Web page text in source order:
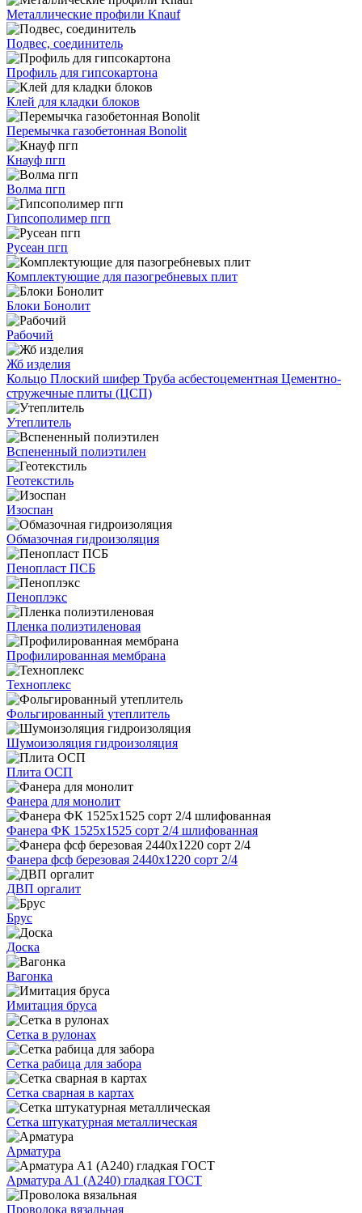
Металлические профили Knauf
Подвес, соединитель
Профиль для гипсокартона
Клей для кладки блоков
Перемычка газобетонная Bonolit
Кнауф пгп
Волма пгп
Гипсополимер пгп
Русеан пгп
Комплектующие для пазогребневых плит
Блоки Бонолит
Рабочий
Жб изделия
Кольцо Плоский шифер Труба асбестоцементная Цементно-
стружечные плиты (ЦСП)
Утеплитель
Вспененный полиэтилен
Геотекстиль
Изоспан
Обмазочная гидроизоляция
Пенопласт ПСБ
Пеноплэкс
Пленка полиэтиленовая
Профилированная мембрана
Техноплекс
Фольгированный утеплитель
Шумоизоляция гидроизоляция
Плита ОСП
Фанера для монолит
Фанера ФК 1525х1525 сорт 2/4 шлифованная
Фанера фсф березовая 2440х1220 сорт 2/4
ДВП оргалит
Брус
Доска
Вагонка
Имитация бруса
Сетка в рулонах
Сетка рабица для забора
Сетка сварная в картах
Сетка штукатурная металлическая
Арматура
Арматура А1 (А240) гладкая ГОСТ
Проволока вязальная